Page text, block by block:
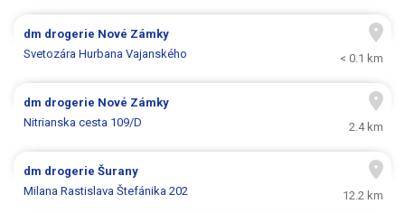
dm drogerie Nové Zámky
Svetozára Hurbana Vajanského
< 0.1 km
dm drogerie Nové Zámky
Nitrianska cesta 109/D
2.4 km
dm drogerieŠurany
Milana Rastislava Štefánika 202
12.2 km